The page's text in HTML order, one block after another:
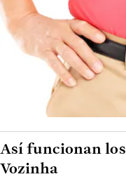
Así funcionan
Vozinha